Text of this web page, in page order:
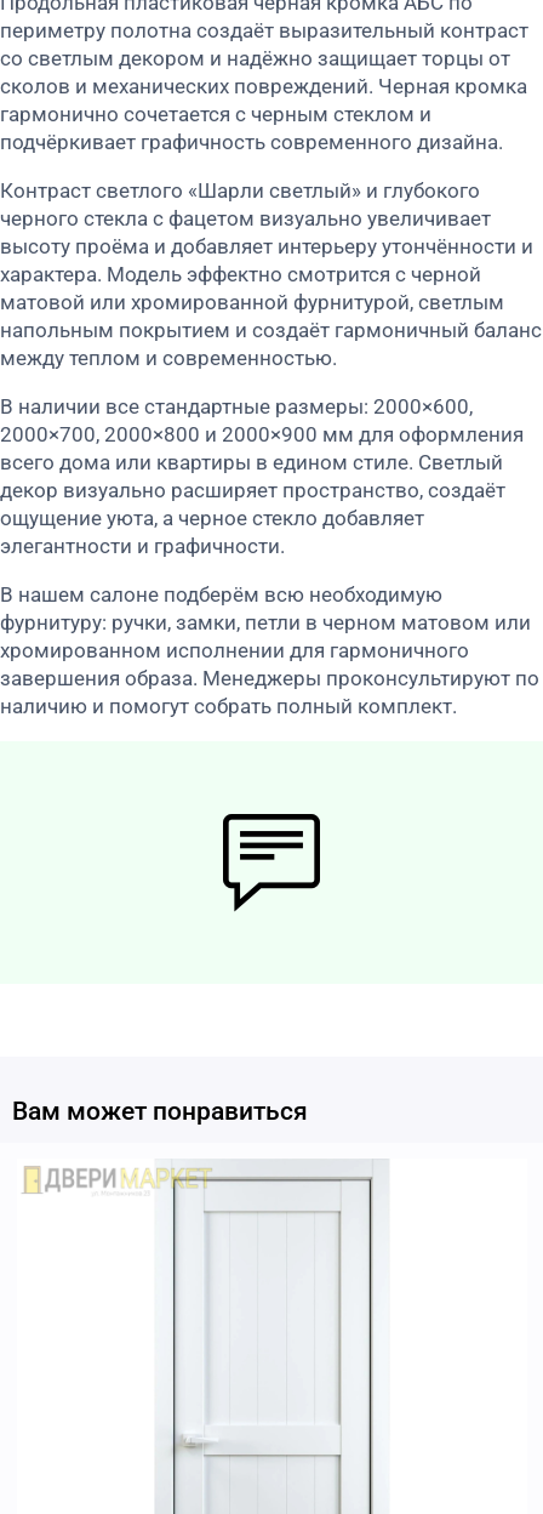
периметру полотна создаёт выразительный контраст
со светлым декором и надёжно защищает торцы от
сколов и механических повреждений. Черная кромка
гармонично сочетается с черным стеклом и
подчёркивает графичность современного дизайна.
Контраст светлого «Шарли светлый» и глубокого
черного стекла с фацетом визуально увеличивает
высоту проёма и добавляет интерьеру утончённости и
характера. Модель эффектно смотрится с черной
матовой или хромированной фурнитурой, светлым
напольным покрытием и создаёт гармоничный баланс
между теплом и современностью.
В наличии все стандартные размеры: 2000×600,
2000×700, 2000×800 и 2000×900 мм для оформления
всего дома или квартиры в едином стиле. Светлый
декор визуально расширяет пространство, создаёт
ощущение уюта, а черное стекло добавляет
элегантности и графичности.
В нашем салоне подберём всю необходимую
фурнитуру: ручки, замки, петли в черном матовом или
хромированном исполнении для гармоничного
завершения образа. Менеджеры проконсультируют по
наличию и помогут собрать полный комплект.
Вам может понравиться